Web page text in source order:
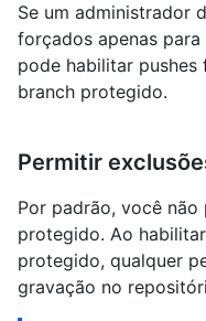
Se um administrador
forçados apenas
pode habilitar
branch protegido.
Permitir
Por padrão, você
protegido. Ao
protegido, qualquer
gravação no